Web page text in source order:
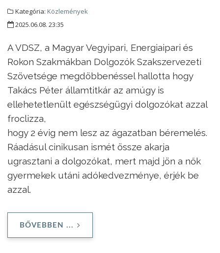
Kategória: Közlemények
2025.06.08. 23:35
A VDSZ, a Magyar Vegyipari, Energiaipari és
Rokon Szakmákban Dolgozók Szakszervezeti
Szövetsége megdöbbenéssel hallotta hogy
Takács Péter államtitkár az amúgy is
ellehetetlenült egészségügyi dolgozókat azzal
froclizza,
hogy 2 évig nem lesz az ágazatban béremelés.
Ráadásul cinikusan ismét össze akarja
ugrasztani a dolgozókat, mert majd jön a nők
gyermekek utáni adókedvezménye, érjék be
azzal.
BŐVEBBEN ...